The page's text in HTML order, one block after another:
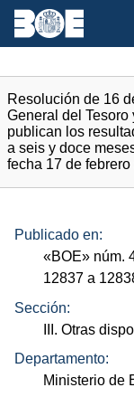
Resolución de 16
General del
publican los
a seis y doce
fecha 17 de febrero
Publicado en:
«BOE» núm.
12837 a
Sección:
III. Otras
Departamento:
Ministerio de